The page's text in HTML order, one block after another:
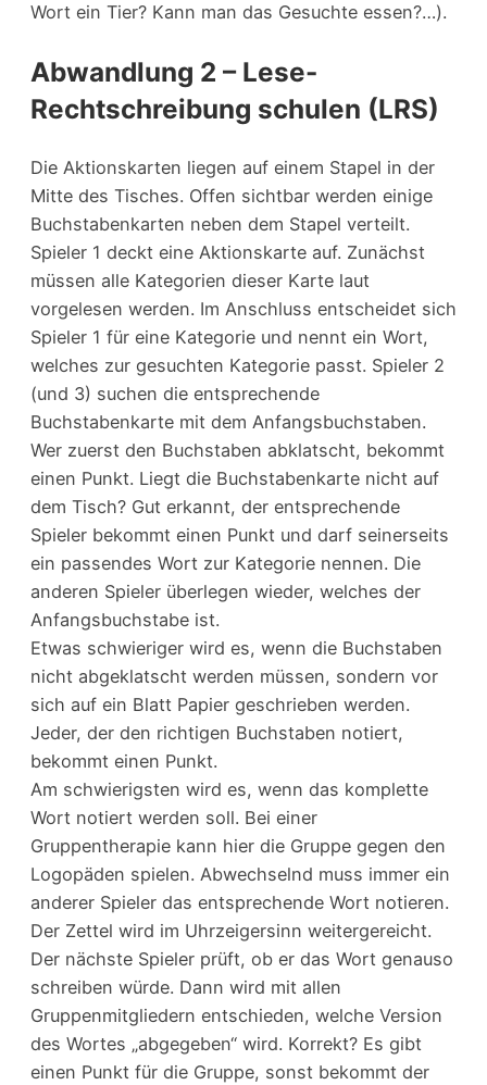
Wort ein Tier? Kann man das Gesuchte essen?…).
Abwandlung 2 – Lese-
Rechtschreibung schulen (LRS)
Die Aktionskarten liegen auf einem Stapel in der
Mitte des Tisches. Offen sichtbar werden einige
Buchstabenkarten neben dem Stapel verteilt.
Spieler 1 deckt eine Aktionskarte auf. Zunächst
müssen alle Kategorien dieser Karte laut
vorgelesen werden. Im Anschluss entscheidet sich
Spieler 1 für eine Kategorie und nennt ein Wort,
welches zur gesuchten Kategorie passt. Spieler 2
(und 3) suchen die entsprechende
Buchstabenkarte mit dem Anfangsbuchstaben.
Wer zuerst den Buchstaben abklatscht, bekommt
einen Punkt. Liegt die Buchstabenkarte nicht auf
dem Tisch? Gut erkannt, der entsprechende
Spieler bekommt einen Punkt und darf seinerseits
ein passendes Wort zur Kategorie nennen. Die
anderen Spieler überlegen wieder, welches der
Anfangsbuchstabe ist.
Etwas schwieriger wird es, wenn die Buchstaben
nicht abgeklatscht werden müssen, sondern vor
sich auf ein Blatt Papier geschrieben werden.
Jeder, der den richtigen Buchstaben notiert,
bekommt einen Punkt.
Am schwierigsten wird es, wenn das komplette
Wort notiert werden soll. Bei einer
Gruppentherapie kann hier die Gruppe gegen den
Logopäden spielen. Abwechselnd muss immer ein
anderer Spieler das entsprechende Wort notieren.
Der Zettel wird im Uhrzeigersinn weitergereicht.
Der nächste Spieler prüft, ob er das Wort genauso
schreiben würde. Dann wird mit allen
Gruppenmitgliedern entschieden, welche Version
des Wortes „abgegeben“ wird. Korrekt? Es gibt
einen Punkt für die Gruppe, sonst bekommt der